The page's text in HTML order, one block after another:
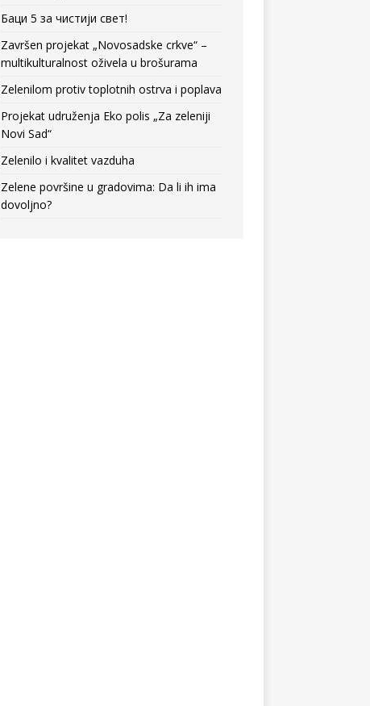
Баци 5 за чистији свет!
Završen projekat „Novosadske crkve“ –
multikulturalnost oživela u brošurama
Zelenilom protiv toplotnih ostrva i poplava
Projekat udruženja Eko polis „Za zeleniji
Novi Sad“
Zelenilo i kvalitet vazduha
Zelene površine u gradovima: Da li ih ima
dovoljno?